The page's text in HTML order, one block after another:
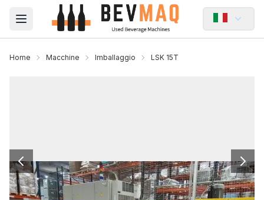
Open main menu
Home Macchine Imballaggio LSK 15T